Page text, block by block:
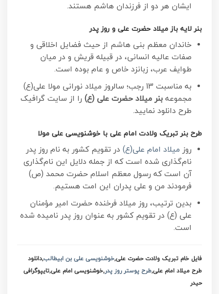
ایشان هر دو از فرزندان هاشم هستند.
بنر لایه باز میلاد حضرت علی و روز پدر
خاندان معظم بنی هاشم از حیث فضایل اخلاقی و
صفات عالیه انسانی، در قبیله قریش و در میان
طوایف عرب، زبانزد خاص و عام بوده است.
به مناسبت 13 رجب؛ سالروز میلاد نورانی مولا علی(ع)
مجموعه بنر میلاد حضرت علی (ع)را از سایت گرافیک
طرح دانلود نمایید.
طرح بنر تبریک ولادت امام علی با خوشنویسی علی مولا
روز میلاد امام علی(ع)در تقویم کشور به نام روز پدر
نام‌گذاری شده است که از جمله دلایل این نام‌گذاری
آن است که رسول معظم اسلام حضرت محمد (ص)
فرمودند من و علی پدران این امت هستیم.
بدین ترتیب، روز میلاد فرخنده حضرت امیر مؤمنان
علی (ع) در تقویم کشور به عنوان روز پدر نامیده شده
است.
فایل خام تبریک ولادت حضرت علی,خوشنویسی علی بن ابیطالب,دانلود
طرح میلاد امام علی,طرح پوستر روز پدر,خوشنویسی امام علی,تایپوگرافی
حیدر